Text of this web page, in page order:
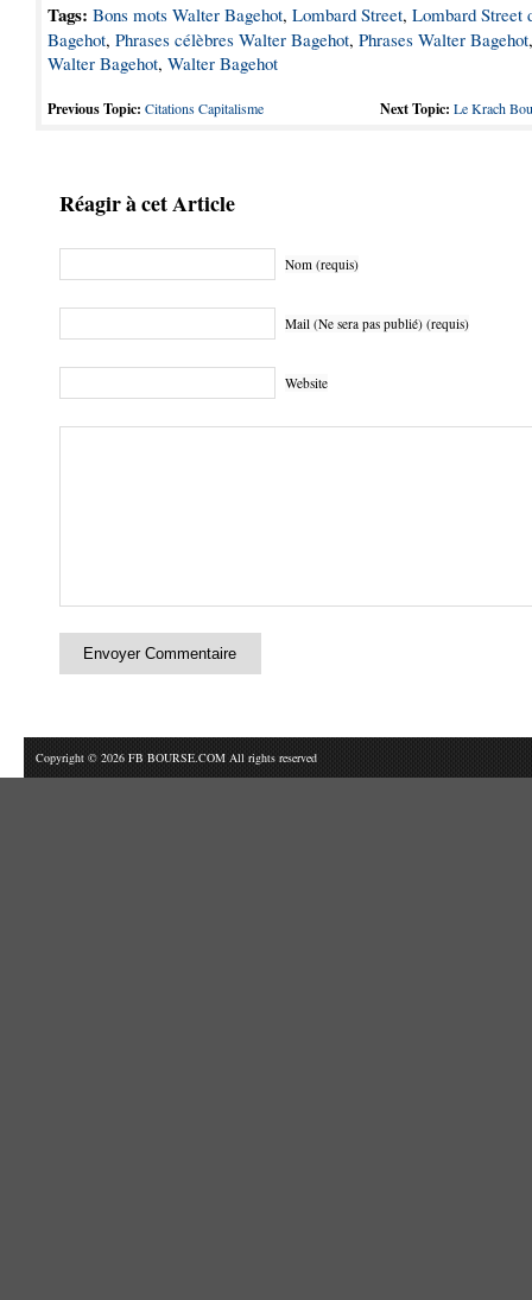
Tags: Bons mots Walter Bagehot, Lombard Street, Lombard Street
Bagehot, Phrases célèbres Walter Bagehot, Phrases Walter Bagehot
Walter Bagehot, Walter Bagehot
Previous Topic: Citations Capitalisme Next Topic: Le Krach
Réagir à cet Article
Nom (requis)
Mail (Ne sera pas publié) (requis)
Website
Copyright © 2026 FB BOURSE.COM All rights reserved